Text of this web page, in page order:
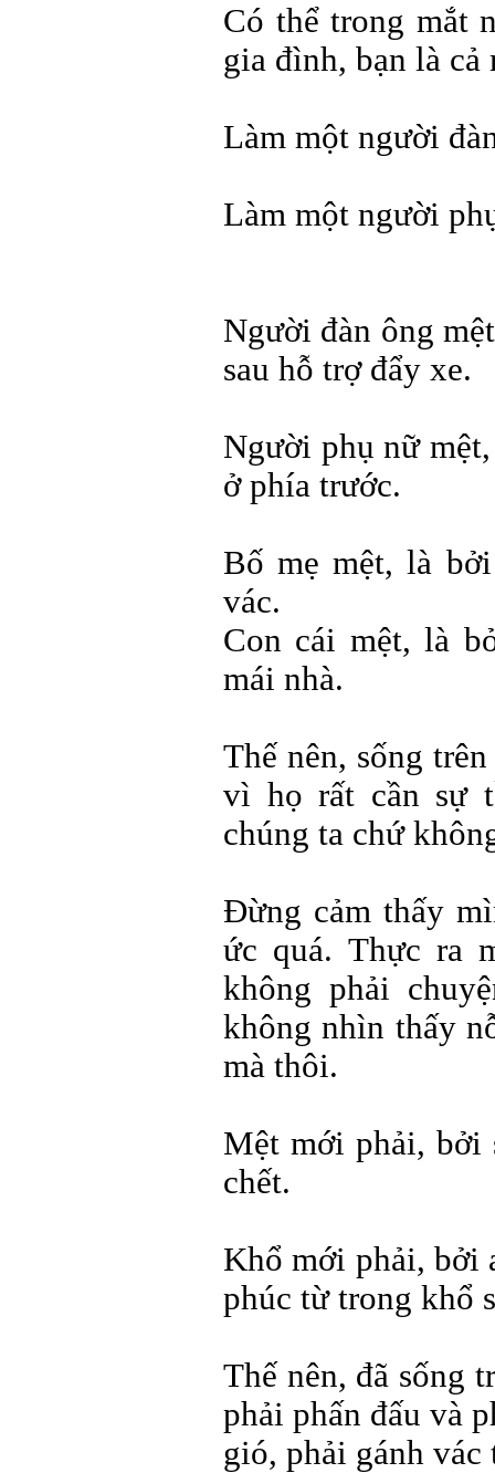
Có thể trong mắt
gia đình, bạn là cả
Làm một người
Làm một người
Người đàn ông
sau hỗ trợ đẩy xe.
Người phụ nữ
ở phía trước.
Bố mẹ mệt, là
vác.
Con cái mệt, là
mái nhà.
Thế nên, sống
vì họ rất cần sự
chúng ta chứ
Đừng cảm thấy
ức quá. Thực ra
không phải
không nhìn thấy
mà thôi.
Mệt mới phải, bởi
chết.
Khổ mới phải, bởi
phúc từ trong khổ
Thế nên, đã sống
phải phấn đấu và
gió, phải gánh